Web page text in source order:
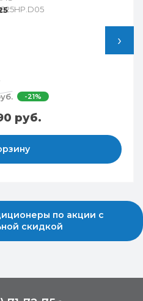
-21%
руб.
›
по акции с
скидкой